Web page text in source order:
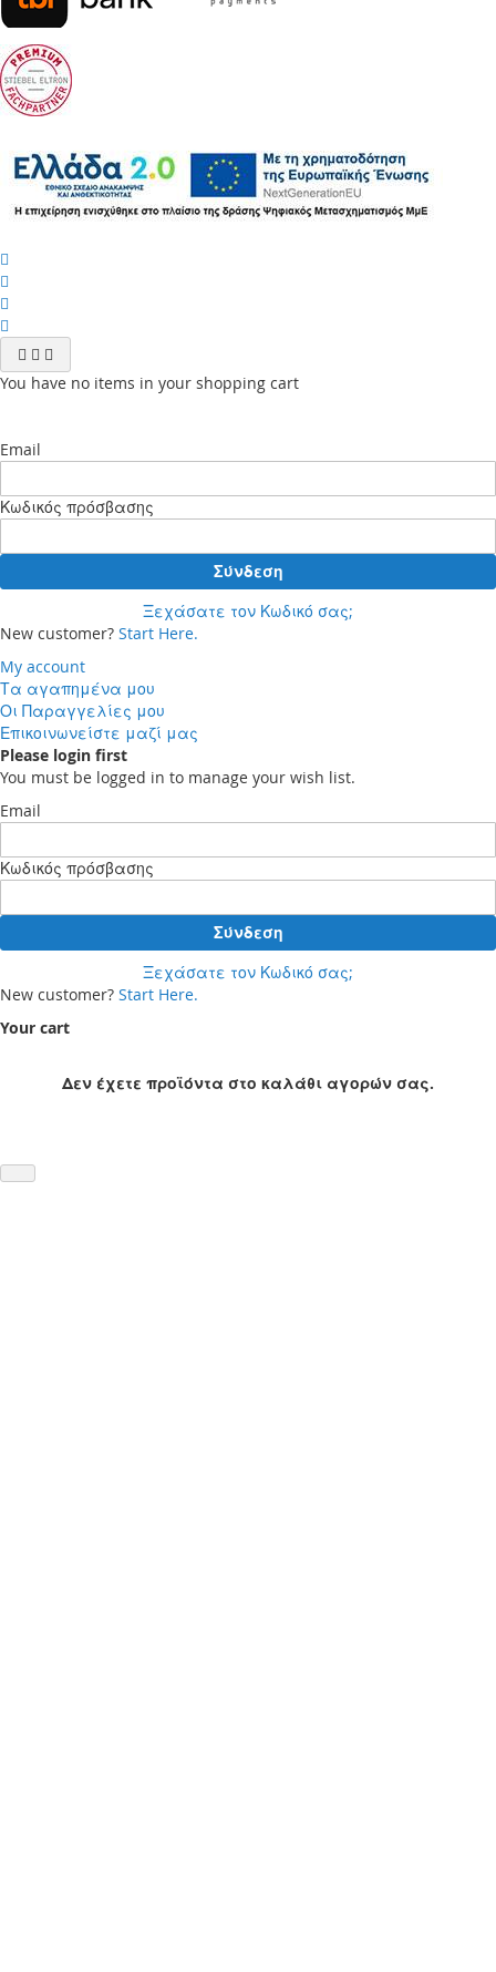
You have no items in your shopping cart
Email
Κωδικός πρόσβασης
Σύνδεση
Ξεχάσατε τον Κωδικό σας;
New customer? Start Here.
My account
Τα αγαπημένα μου
Οι Παραγγελίες μου
Επικοινωνείστε μαζί μας
Please login first
You must be logged in to manage your wish list.
Email
Κωδικός πρόσβασης
Σύνδεση
Ξεχάσατε τον Κωδικό σας;
New customer? Start Here.
Your cart
Δεν έχετε προϊόντα στο καλάθι αγορών σας.